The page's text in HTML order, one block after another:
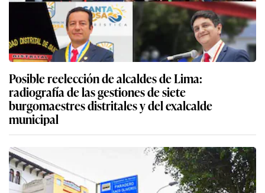
Posible reelección de alcaldes de Lima:
radiografía de las gestiones de siete
burgomaestres distritales y del exalcalde
municipal